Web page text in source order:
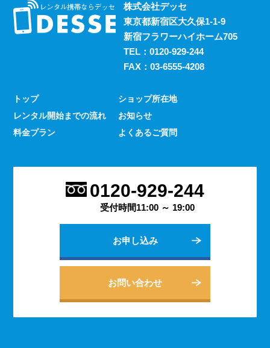
検証用にスマホのレンタルをお考えの際は、デッセまでご
相談ください。
過去に発生した料金トラブルなど、身の回りの様々な事情
からスマホの利用契約を締結できない、という方は意外に
うな連絡手段となるものは手元にないと何かと手間がかか
るものです。 デッセでは、そういった方であっても気軽
にご契約いただけるレンタルスマホサービスのご案内を行
してだけでなく出退勤やスケジュールの管理などにも活躍
します。 会社は人の出入りもありますので、通常のスマ
ホのように1台1台契約するよりも、まとめてレンタルする
方がよりお得に利用できます。 会社用のレンタルスマホ
個人でのご利用から法人向けの複数台のご利用まで、お客
様の用途に合わせた様々な利用方法を提案できるデッセの
株式会社デッセ
東京都新宿区大久保1-1-9
新宿フラワーハイホーム705
TEL： 0120-929-244
FAX：03-6555-4208
トップ
レンタル開始までの流れ
料金プラン
ショップ所在地
お知らせ
よくあるご質問
0120-929-244
受付時間11:00 ～ 19:00
お申し込み
お問い合わせ